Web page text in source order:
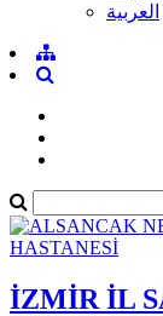
العربية
İZMİR İL